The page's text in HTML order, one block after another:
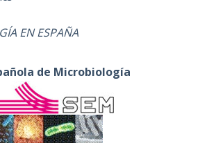
EN ESPAÑA
de Microbiología